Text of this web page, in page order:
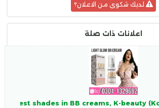
لديك شكوى من الاعلان؟
اعلانات ذات صلة
shades in BB creams, K-beauty